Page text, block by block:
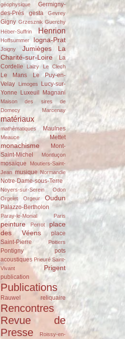
géophysique
Germigny-
des-Prés
gesta Gevrey
Gigny Grzesznik Guerchy
Héber-Suffrin
Henrion
Hoffsummer Iogna-Prat
Joigny Jumièges
La
Charité-sur-Loire
La
Cordelle
Laizy Le Clech
Le Mans
Le Puy-en-
Velay
Limoges
Lucy-sur-
Yonne Luxeuil Magnani
Maison des sires de
Domecy
Marcenay
matériaux
mathématiques Maulnes
Meauce Mettet
monachisme
Mont-
Saint-Michel
Montluçon
mosaïque
Moutiers-Saint-
Jean musique Normandie
Notre-Dame-sous-Terre
Noyers-sur-Serein
Odon
Orgelet
Orgeur Oudun
Palazzo-Bertholon
Paray-le-Monial Paris
peinture Perrot
place
des Véens
place
Saint-Pierre
Poitiers
Pontigny
pots
acoustiques Prieuré Saint-
Vivant
Prigent
publication
Publications
Rauwel reliquaire
Rencontres
Revue de
Presse
Roissy-en-